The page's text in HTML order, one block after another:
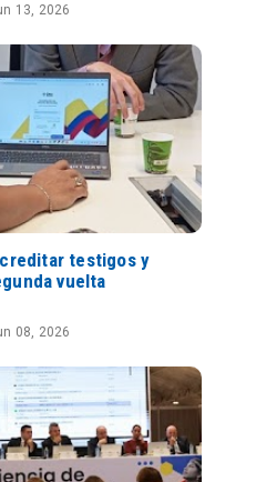
13, 2026
testigos y
vuelta
08, 2026